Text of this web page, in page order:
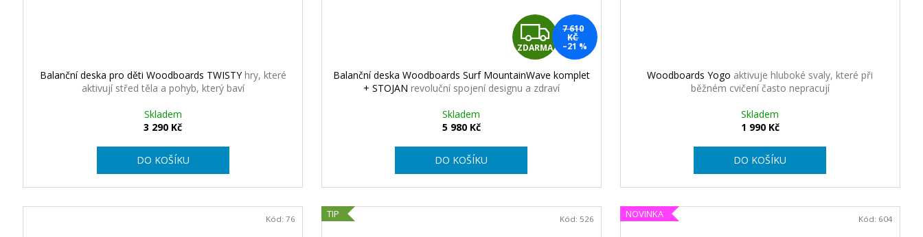
e
Balanční deska pro děti Woodboards TWISTYhry, které
aktivují střed těla a pohyb, který baví
Skladem
3 290 Kč
DO KOŠÍKU
Z
D
A
ZDARMA
7 610
KČ
–21 %
Balanční deska Woodboards Surf MountainWave komplet
+ STOJAN revoluční spojení designu a zdraví
Skladem
5 980 Kč
DO KOŠÍKU
Woodboards Yogo aktivuje hluboké svaly, které při
běžném cvičení často nepracují
Skladem
1 990 Kč
DO KOŠÍKU
Kód:76 TIP Kód: 526 NOVINKA Kód: 604